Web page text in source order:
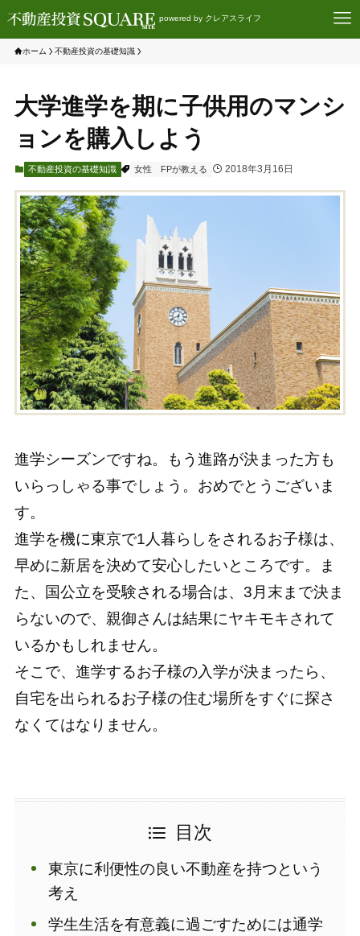
powered by クレアスライフ
ホーム 不動産投資の基礎知識
大学進学を期に子供用のマンシ
ョンを購入しよう
不動産投資の基礎知識 女性 FPが教える 2018年3月16日
進学シーズンですね。もう進路が決まった方も
いらっしゃる事でしょう。おめでとうございま
す。
進学を機に東京で1人暮らしをされるお子様は、
早めに新居を決めて安心したいところです。ま
た、国公立を受験される場合は、3月末まで決ま
らないので、親御さんは結果にヤキモキされて
いるかもしれません。
そこで、進学するお子様の入学が決まったら、
自宅を出られるお子様の住む場所をすぐに探さ
なくてはなりません。
目次
東京に利便性の良い不動産を持つという
考え
学生生活を有意義に過ごすためには通学